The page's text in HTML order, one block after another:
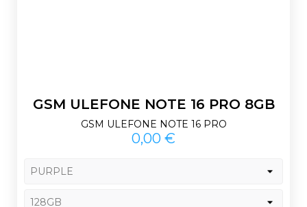
GSM ULEFONE NOTE 16 PRO 8GB
GSM ULEFONE NOTE 16 PRO
Prix
0,00 €